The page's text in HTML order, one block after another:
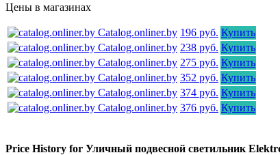
Цены в магазинах
Catalog.onliner.by 196 руб. Купить
Catalog.onliner.by 238 руб. Купить
Catalog.onliner.by 275 руб. Купить
Catalog.onliner.by 352 руб. Купить
Catalog.onliner.by 374 руб. Купить
Catalog.onliner.by 376 руб. Купить
Price History for Уличный подвесной светильник